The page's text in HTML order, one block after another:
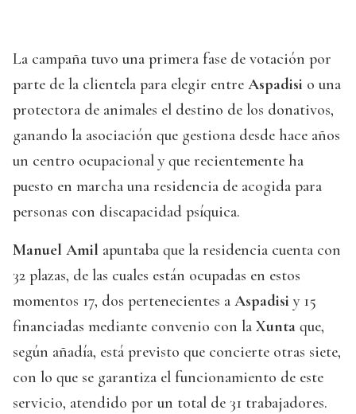
La campaña tuvo una primera fase de votación por
parte de la clientela para elegir entre Aspadisi o una
protectora de animales el destino de los donativos,
ganando la asociación que gestiona desde hace años
un centro ocupacional y que recientemente ha
puesto en marcha una residencia de acogida para
personas con discapacidad psíquica.
Manuel Amil apuntaba que la residencia cuenta con
32 plazas, de las cuales están ocupadas en estos
momentos 17, dos pertenecientes a Aspadisi y 15
financiadas mediante convenio con la Xunta que,
según añadía, está previsto que concierte otras siete,
con lo que se garantiza el funcionamiento de este
servicio, atendido por un total de 31 trabajadores.